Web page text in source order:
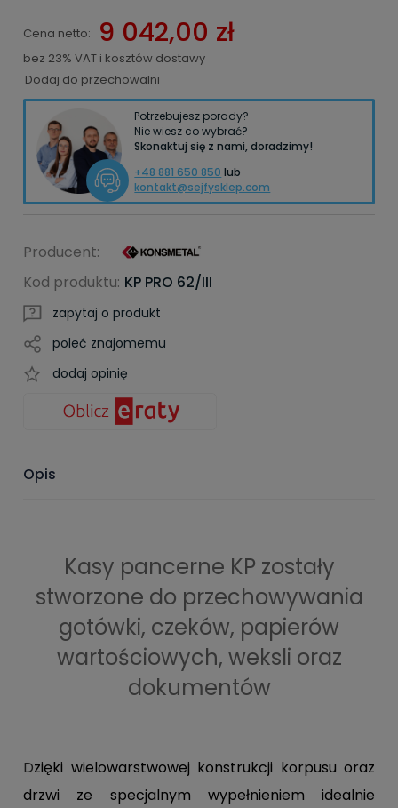
Cena netto: 9 042,00 zł
bez 23% VAT i kosztów dostawy
Dodaj do przechowalni
Potrzebujesz porady?
Nie wiesz co wybrać?
Skonaktuj się z nami, doradzimy!
+48 881 650 850 lub
kontakt@sejfysklep.com
Producent:
Kod produktu: KP PRO 62/III
zapytaj o produkt
poleć znajomemu
dodaj opinię
Opis
Kasy pancerne KP zostały
stworzone do przechowywania
gotówki, czeków, papierów
wartościowych, weksli oraz
dokumentów
Dzięki wielowarstwowej konstrukcji korpusu oraz
drzwi ze specjalnym wypełnieniem idealnie